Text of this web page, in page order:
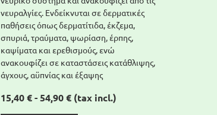
νευραλγίες. Ενδείκνυται σε δερματικές
παθήσεις όπως δερματίτιδα, έκζεμα,
σπυριά, τραύματα, ψωρίαση, έρπης,
καψίματα και ερεθισμούς, ενώ
ανακουφίζει σε καταστάσεις κατάθλιψης,
άγχους, αϋπνίας και έξαψης
15,40 € - 54,90 €(tax incl.)